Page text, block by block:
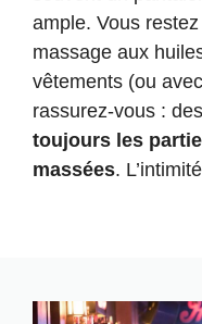
ample. Vous
massage aux
vêtements (ou
rassurez-vous :
toujours les
massées.